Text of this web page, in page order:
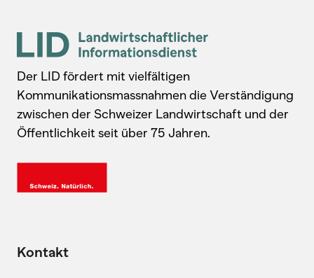
Der LID fördert mit vielfältigen
Kommunikationsmassnahmen die Verständigung
zwischen der Schweizer Landwirtschaft und der
Öffentlichkeit seit über 75 Jahren.
Kontakt